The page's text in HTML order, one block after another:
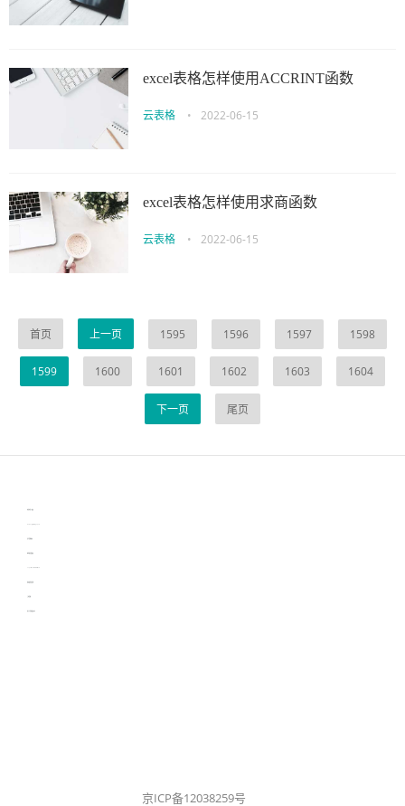
excel表格怎样使用ACCRINT函数
云表格 • 2022-06-15
excel表格怎样使用求商函数
云表格 • 2022-06-15
首页 上一页 1595 1596 1597 1598
1599 1600 1601 1602 1603 1604
下一页 尾页
京ICP备12038259号